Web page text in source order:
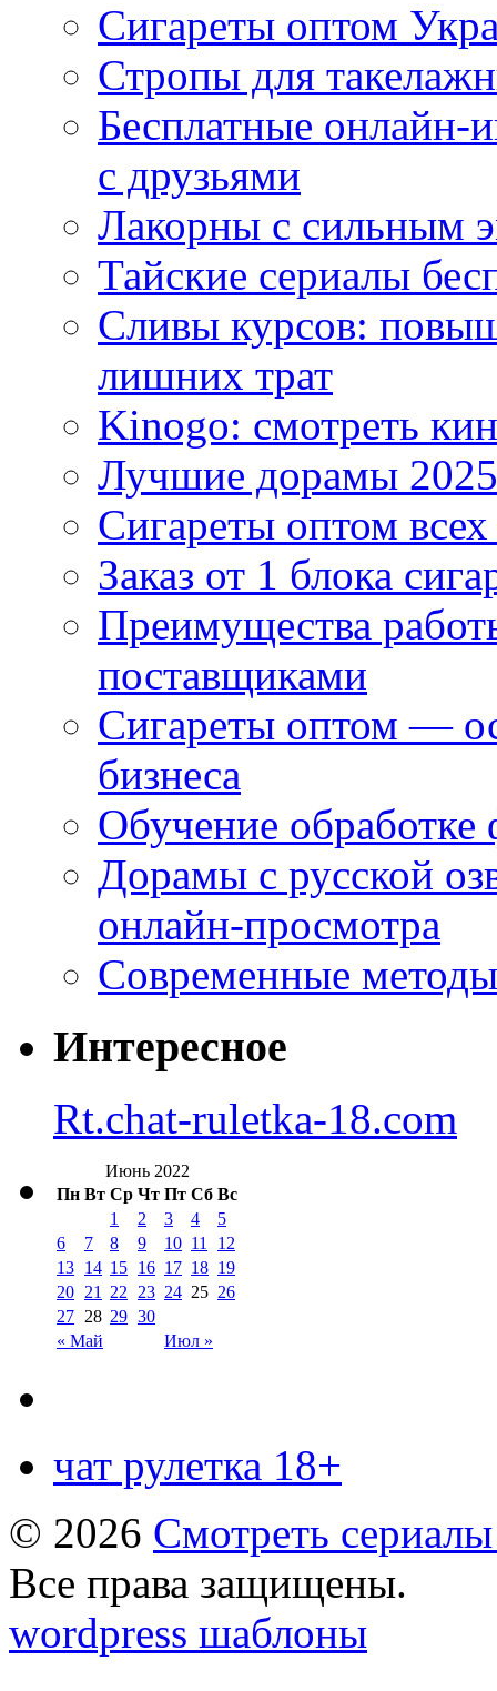
Сигареты оптом
Стропы для
Бесплатные
с друзьями
Лакорны с сильным
Тайские сериалы
Сливы курсов:
лишних трат
Kinogo: смотреть
Лучшие дорамы
Сигареты оптом
Заказ от 1 блока
Преимущества
поставщиками
Сигареты оптом —
бизнеса
Обучение
Дорамы с русской
онлайн-просмотра
Современные
Интересное
Rt.chat-ruletka-18.com
Июнь 2022
Пн Вт Ср Чт Пт Сб Вс
« Май Июл »
1 2 3 4
5
6
7 8 9 10 11
12
13 14 15 16 17 18 19
20 21 22 23 24 25 26
27 28 29 30
чат рулетка 18+
© 2026 Смотреть
Все права защищены.
wordpress шаблоны